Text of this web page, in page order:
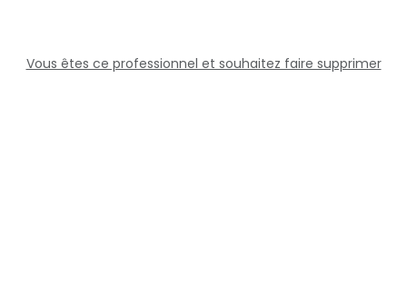
Vous êtes ce professionnel et souhaitez faire supprimer